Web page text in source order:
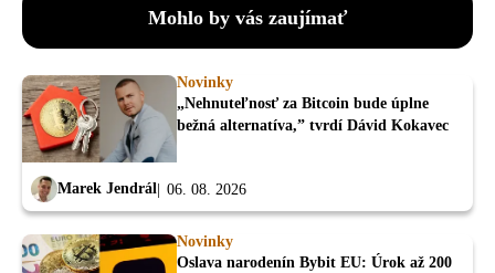
Mohlo by vás zaujímať
Novinky
„Nehnuteľnosť za Bitcoin bude úplne
bežná alternatíva,” tvrdí Dávid Kokavec
Marek Jendrál 06. 08. 2026
Novinky
Oslava narodenín Bybit EU: Úrok až 200